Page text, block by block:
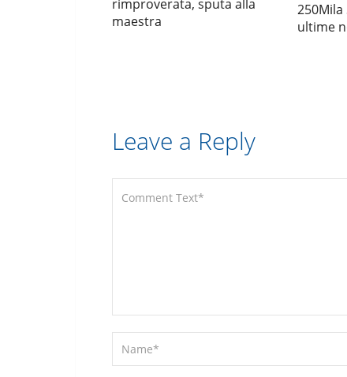
rimproverata, sputa alla
maestra
ultime
Leave a Reply